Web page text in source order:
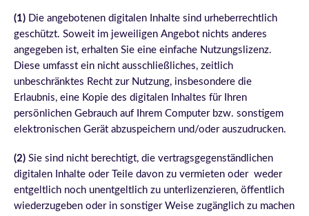
(1) Die angebotenen digitalen Inhalte sind urheberrechtlich
geschützt. Soweit im jeweiligen Angebot nichts anderes
angegeben ist, erhalten Sie eine einfache Nutzungslizenz.
Diese umfasst ein nicht ausschließliches, zeitlich
unbeschränktes Recht zur Nutzung, insbesondere die
Erlaubnis, eine Kopie des digitalen Inhaltes für Ihren
persönlichen Gebrauch auf Ihrem Computer bzw. sonstigem
elektronischen Gerät abzuspeichern und/oder auszudrucken.
(2) Sie sind nicht berechtigt, die vertragsgegenständlichen
digitalen Inhalte oder Teile davon zu vermieten oder weder
entgeltlich noch unentgeltlich zu unterlizenzieren, öffentlich
wiederzugeben oder in sonstiger Weise zugänglich zu machen